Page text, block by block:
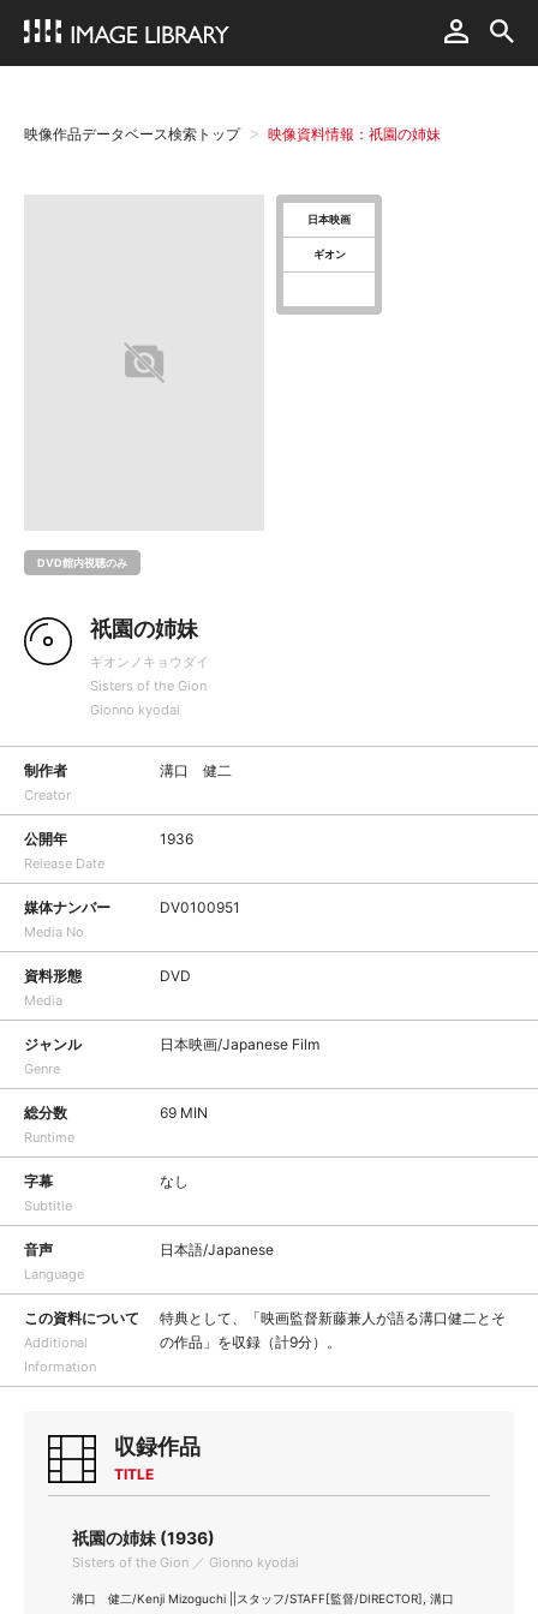
映像作品データベース検索トップ 映像資料情報：祇園の姉妹
DVD館内視聴のみ
日本映画
ギオン
祇園の姉妹
ギオンノキョウダイ
Sisters of the Gion
Gionno kyodai
制作者
Creator
溝口 健二
公開年
Release Date
1936
媒体ナンバー
Media No
DV0100951
資料形態
Media
DVD
ジャンル
Genre
日本映画/Japanese Film
総分数
Runtime
69 MIN
字幕
Subtitle
なし
音声
Language
日本語/Japanese
この資料について
Additional
Information
特典として、「映画監督新藤兼人が語る溝口健二とそ
の作品」を収録（計9分）。
収録作品
TITLE
祇園の姉妹 (1936)
Sisters of the Gion ／ Gionno kyodai
溝口 健二/Kenji Mizoguchi ||スタッフ/STAFF[監督/DIRECTOR], 溝口